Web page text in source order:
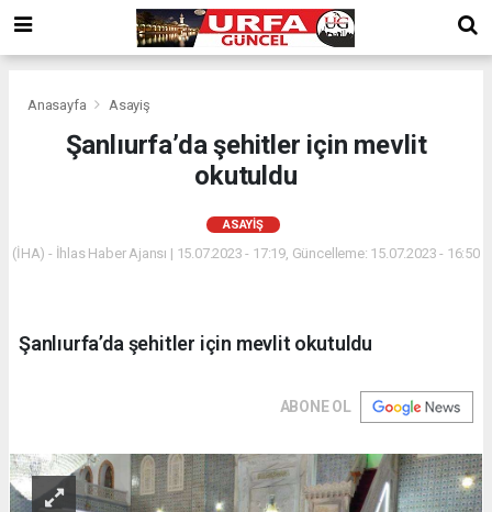
Anasayfa Asayiş
Şanlıurfa’da şehitler için mevlit
okutuldu
ASAYIŞ
(İHA) - İhlas Haber Ajansı | 15.07.2023 - 17:19, Güncelleme: 15.07.2023 - 16:50
Şanlıurfa’da şehitler için mevlit okutuldu
ABONE OL